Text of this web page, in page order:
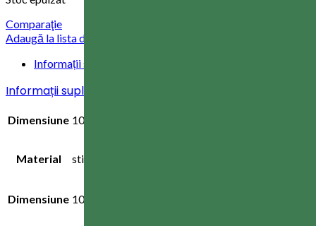
Comparaţie
Adaugă la lista de dorințe
Informații suplimentare
Informații suplimentare
Dimensiune 10 cm
Material sticla
Dimensiune 10 cm